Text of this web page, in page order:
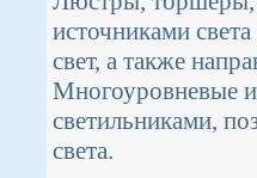
источниками
свет, а также
Многоуровневые
светильниками,
света.